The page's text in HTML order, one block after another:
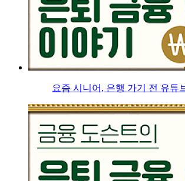
요즘 시니어, 은행 가기 전 유튜